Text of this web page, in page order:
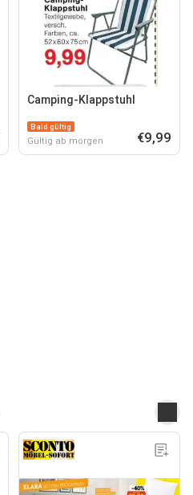
Camping-Klappstuhl
Bald gültig
Gültig ab morgen €9,99